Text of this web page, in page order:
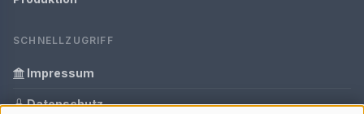
SCHNELLZUGRIFF
Impressum
Datenschutz